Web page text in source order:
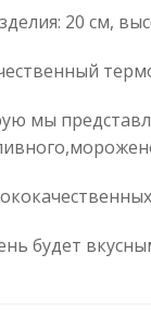
20 см,
мы
будет